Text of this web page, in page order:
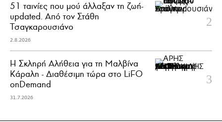
51 ταινίες που μού άλλαξαν τη ζωή-
updated. Aπό τον Στάθη
Τσαγκαρουσιάνο
2.8.2026
Η Σκληρή Αλήθεια για τη Μαλβίνα
Κάραλη - Διαθέσιμη τώρα στo LiFO
onDemand
31.7.2026